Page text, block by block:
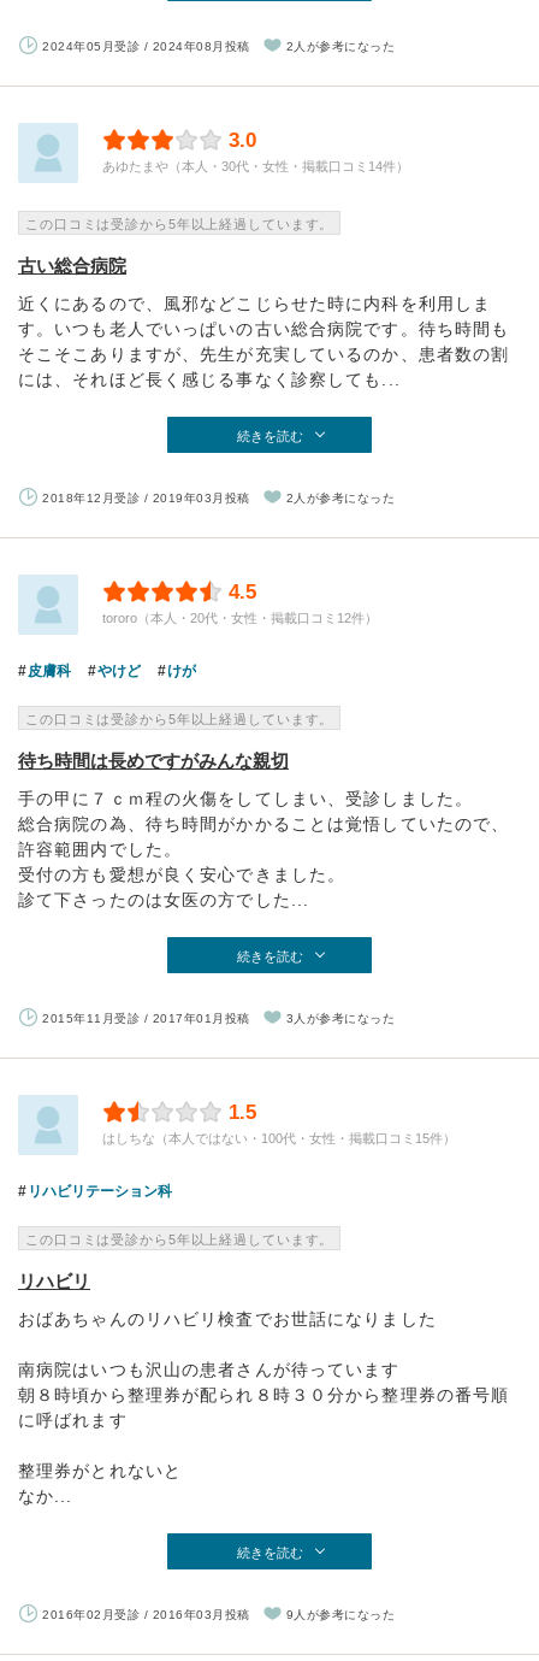
2024年05月受診 / 2024年08月投稿 2人が参考になった
3.0
あゆたまや（本人・30代・女性・掲載口コミ14件）
この口コミは受診から5年以上経過しています。
古い総合病院
近くにあるので、風邪などこじらせた時に内科を利用しま
す。いつも老人でいっぱいの古い総合病院です。待ち時間も
そこそこありますが、先生が充実しているのか、患者数の割
には、それほど長く感じる事なく診察しても...
続きを読む
2018年12月受診 / 2019年03月投稿 2人が参考になった
4.5
tororo（本人・20代・女性・掲載口コミ12件）
皮膚科 やけど けが
この口コミは受診から5年以上経過しています。
待ち時間は長めですがみんな親切
手の甲に７ｃｍ程の火傷をしてしまい、受診しました。
総合病院の為、待ち時間がかかることは覚悟していたので、
許容範囲内でした。
受付の方も愛想が良く安心できました。
診て下さったのは女医の方でした...
続きを読む
2015年11月受診 / 2017年01月投稿 3人が参考になった
1.5
はしちな（本人ではない・100代・女性・掲載口コミ15件）
リハビリテーション科
この口コミは受診から5年以上経過しています。
リハビリ
おばあちゃんのリハビリ検査でお世話になりました
南病院はいつも沢山の患者さんが待っています
朝８時頃から整理券が配られ８時３０分から整理券の番号順
に呼ばれます
整理券がとれないと
なか...
続きを読む
2016年02月受診 / 2016年03月投稿 9人が参考になった